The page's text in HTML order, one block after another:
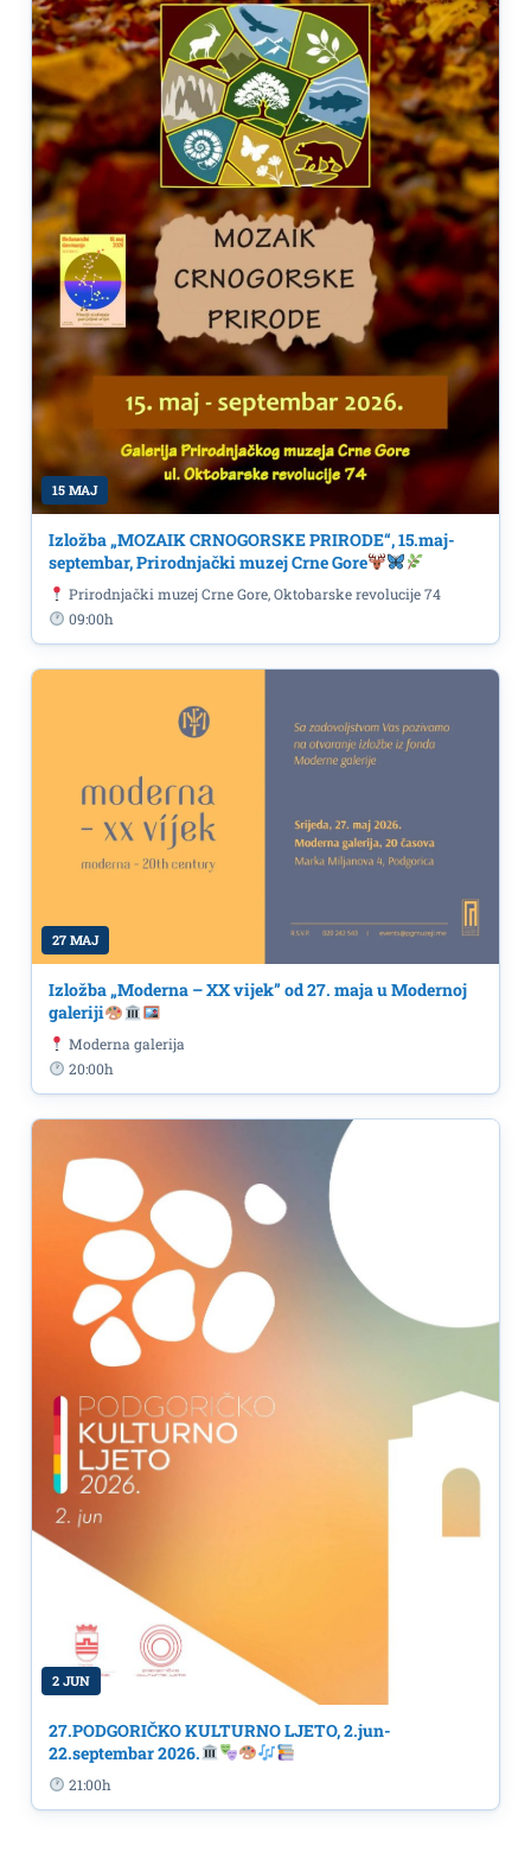
15 MAJ
Izložba „MOZAIK CRNOGORSKE PRIRODE“, 15.maj-
septembar, Prirodnjački muzej Crne Gore
Prirodnjački muzej Crne Gore, Oktobarske revolucije 74
09:00h
27 MAJ
Izložba „Moderna – XX vijek” od 27. maja u Modernoj
galeriji
Moderna galerija
20:00h
2 JUN
27.PODGORIČKO KULTURNO LJETO, 2.jun-
22.septembar 2026.
21:00h